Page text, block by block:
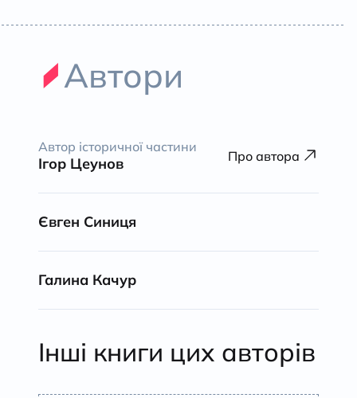
Автори
Автор історичної частини
Ігор Цеунов Про автора
Євген Синиця
Галина Качур
Інші книги цих авторів